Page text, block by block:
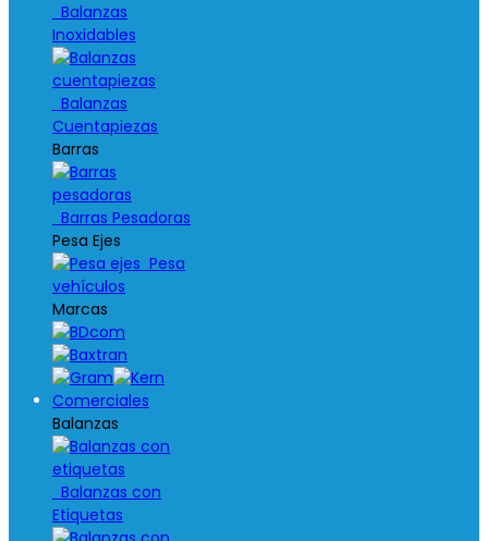
Balanzas
Inoxidables
Balanzas
Cuentapiezas
Barras
Barras Pesadoras
Pesa Ejes
Pesa
vehículos
Marcas
Comerciales
Balanzas
Balanzas con
Etiquetas